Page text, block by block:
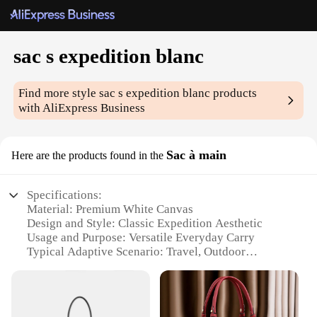
sac s expedition blanc
Find more stylesac s expedition blanc products
with AliExpress Business
Here are the products found in the Sac à main
Specifications:
Material: Premium White Canvas
Design and Style: Classic Expedition Aesthetic
Usage and Purpose: Versatile Everyday Carry
Typical Adaptive Scenario: Travel, Outdoor
Shape or Size: Compact and Portable
Performance and Property: Durable and Lightweight